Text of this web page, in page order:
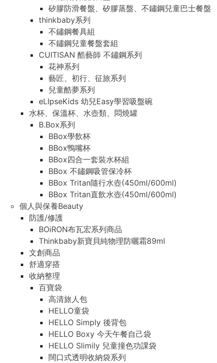
矽膠防滑餐盤、矽膠蒸盤、不鏽鋼兒童巴士餐盤
thinkbaby系列
不鏽鋼餐具組
不鏽鋼兒童餐盤套組
CUITISAN 酷藝師 不鏽鋼系列
花神系列
藝匠、初行、征旅系列
兒童酷夢系列
eLIpseKids 幼兒Easy學習吸盤碗
水杯、保溫杯、水壺類、悶燒罐
B.Box系列
BBox學飲杯
BBox鴨嘴杯
BBox四合一套裝水杯組
BBox 不鏽鋼吸管保冷杯
BBox Tritan隨行水壺(450ml/600ml)
BBox Tritan直飲水壺(450ml/600ml)
個人與保養Beauty
防護/修護
BOiRON布瓦宏系列商品
Thinkbaby新寶貝純物理防曬霜89ml
文創商品
舒適穿搭
收納整理
百寶袋
高清旅人包
HELLO童袋
HELLO Simply 後背包
HELLO Boxy 今天午餐自己袋
HELLO Slimily 兒童撞色功課袋
闊口式透明收納袋系列